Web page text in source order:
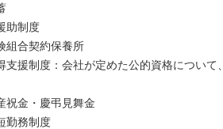
助制度
組合契約保養所
支援制度：会社が定めた公的資格につい
祝金・慶弔見舞金
勤務制度